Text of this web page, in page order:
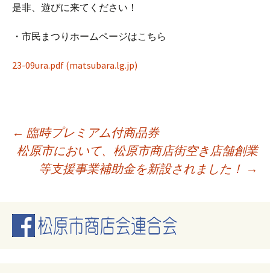
是非、遊びに来てください！
・市民まつりホームページはこちら
23-09ura.pdf (matsubara.lg.jp)
投
ナ
← 臨時プレミアム付商品券
松原市において、松原市商店街空き店舗創業
等支援事業補助金を新設されました！ →